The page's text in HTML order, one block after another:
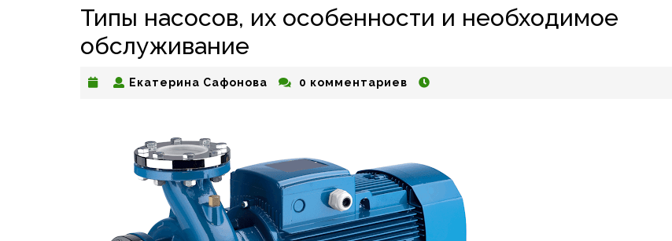
Типы насосов, их особенности и необходимое
обслуживание
Екатерина Сафонова Екатерина
0 комментариев